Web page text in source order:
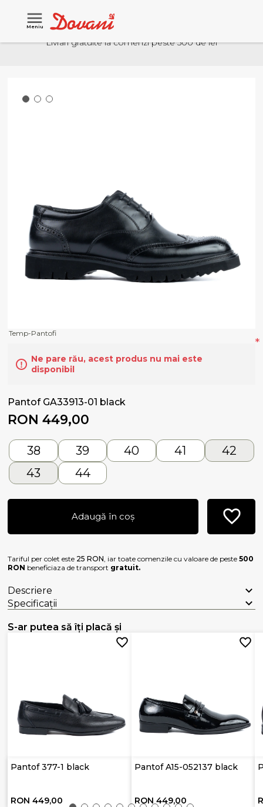
Meniu
Livrari gratuite la comenzi peste 500 de lei
Temp-Pantofi
Ne pare rău, acest produs nu mai este
disponibil
Pantof GA33913-01 black
RON 449,00
*
38 39 40 41
42
43
44
Adaugă în coș
Tariful per colet este 25 RON , iar toate comenzile cu valoare de peste500
RON beneficiaza de transport gratuit.
Descriere
Specificații
S-ar putea să îți placă și
Pantof 377-1 black
RON 449,00
Pantof A15-052137 black
RON 449,00